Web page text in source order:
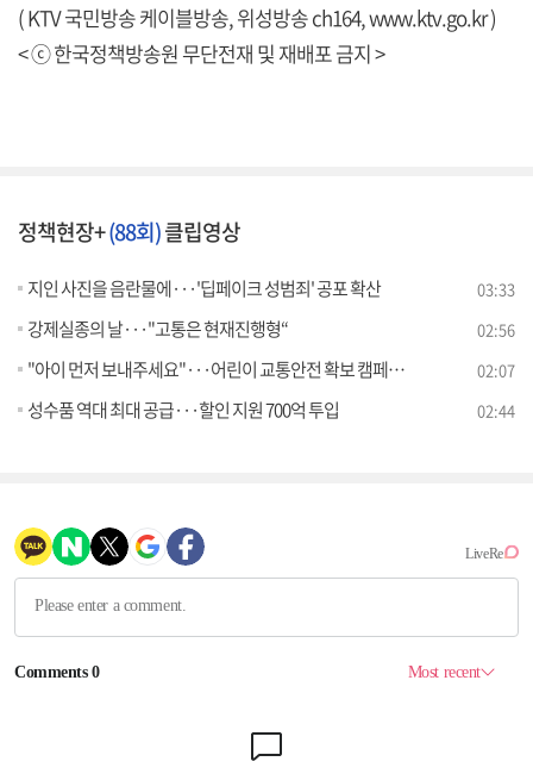
( KTV 국민방송 케이블방송, 위성방송 ch164,www.ktv.go.kr)
< ⓒ 한국정책방송원 무단전재 및 재배포 금지 >
정책현장+(88회)클립영상
지인 사진을 음란물에···'딥페이크 성범죄' 공포 확산 03:33
강제실종의 날···"고통은 현재진행형“ 02:56
"아이 먼저 보내주세요"···어린이 교통안전 확보 캠페인 전개 02:07
성수품 역대 최대 공급···할인 지원 700억 투입 02:44